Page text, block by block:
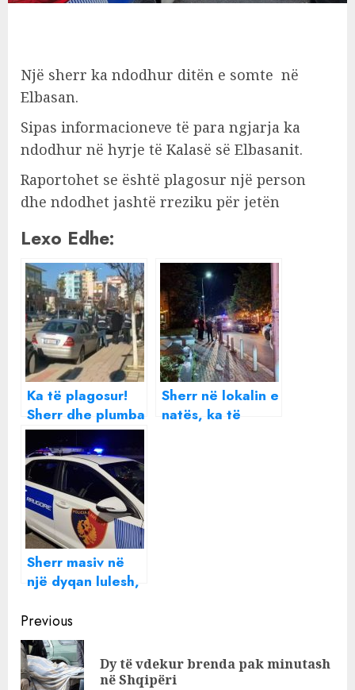
Një sherr ka ndodhur ditën e somte në
Elbasan.
Sipas informacioneve të para ngjarja ka
ndodhur në hyrje të Kalasë së Elbasanit.
Raportohet se është plagosur një person
dhe ndodhet jashtë rreziku për jetën
Lexo Edhe:
Ka të plagosur!
Sherr dhe plumba
mes nxënësve në
Laç
Sherr në lokalin e
natës, ka të
Sherr masiv në
një dyqan lulesh,
e 2 të plagosur
me sende të
forta
Continue
Reading
Previous
Dy të vdekur brenda pak minutash
në Shqipëri